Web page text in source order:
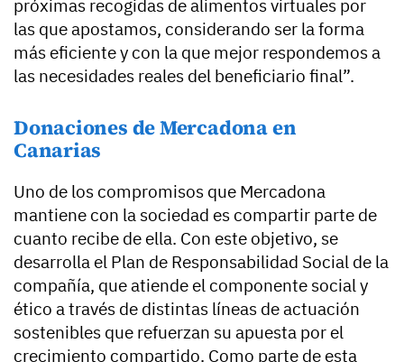
próximas recogidas de alimentos virtuales por
las que apostamos, considerando ser la forma
más eficiente y con la que mejor respondemos a
las necesidades reales del beneficiario final”.
Donaciones de Mercadona en
Canarias
Uno de los compromisos que Mercadona
mantiene con la sociedad es compartir parte de
cuanto recibe de ella. Con este objetivo, se
desarrolla el Plan de Responsabilidad Social de la
compañía, que atiende el componente social y
ético a través de distintas líneas de actuación
sostenibles que refuerzan su apuesta por el
crecimiento compartido. Como parte de esta